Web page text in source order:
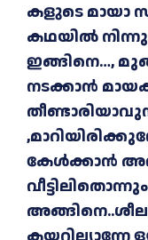
കളുടെ മായാ
കഥയിൽ
ഇങ്ങിനെ…,
നടക്കാൻ
കേൾക്കാൻ
വീട്ടിലിതൊന്നും